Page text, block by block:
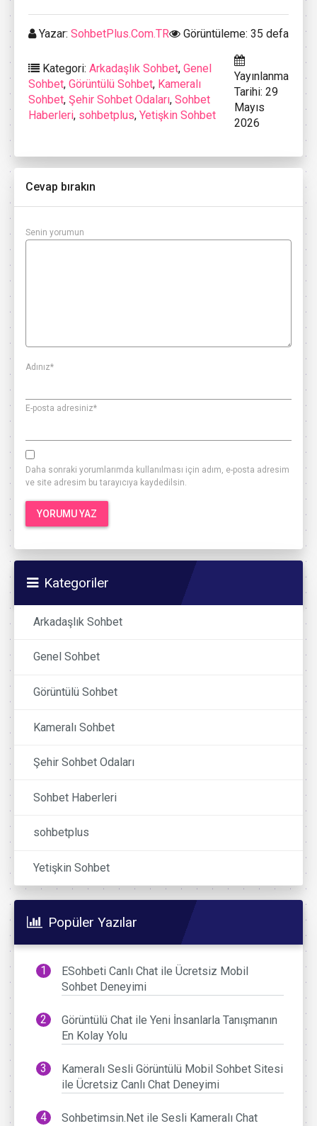
Yazar: SohbetPlus.Com.TR Görüntüleme: 35 defa
Kategori: Arkadaşlık Sohbet, Genel
Sohbet, Görüntülü Sohbet, Kameralı
Sohbet, Şehir Sohbet Odaları, Sohbet
Haberleri, sohbetplus, Yetişkin Sohbet
Yayınlanma
Tarihi: 29
Mayıs
2026
Cevap bırakın
Senin yorumun
Adınız*
E-posta adresiniz*
Daha sonraki yorumlarımda kullanılması için adım, e-posta adresim
ve site adresim bu tarayıcıya kaydedilsin.
Kategoriler
Arkadaşlık Sohbet
Genel Sohbet
Görüntülü Sohbet
Kameralı Sohbet
Şehir Sohbet Odaları
Sohbet Haberleri
sohbetplus
Yetişkin Sohbet
Popüler Yazılar
ESohbeti Canlı Chat ile Ücretsiz Mobil
Sohbet Deneyimi
Görüntülü Chat ile Yeni İnsanlarla Tanışmanın
En Kolay Yolu
Kameralı Sesli Görüntülü Mobil Sohbet Sitesi
ile Ücretsiz Canlı Chat Deneyimi
Sohbetimsin.Net ile Sesli Kameralı Chat